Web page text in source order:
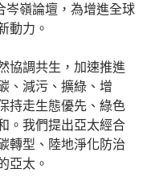
岑嶺論壇，為增進全球
動力。
協調共生，加速推進
、減污、擴綠、增
持走生態優先、綠色
。我們提出亞太經合
轉型、陸地淨化防治
亞太。